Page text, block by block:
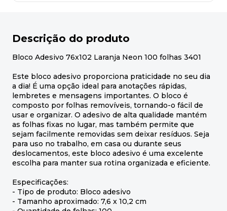
Descrição do produto
Bloco Adesivo 76x102 Laranja Neon 100 folhas 3401
Este bloco adesivo proporciona praticidade no seu dia
a dia! É uma opção ideal para anotações rápidas,
lembretes e mensagens importantes. O bloco é
composto por folhas removíveis, tornando-o fácil de
usar e organizar. O adesivo de alta qualidade mantém
as folhas fixas no lugar, mas também permite que
sejam facilmente removidas sem deixar resíduos. Seja
para uso no trabalho, em casa ou durante seus
deslocamentos, este bloco adesivo é uma excelente
escolha para manter sua rotina organizada e eficiente.
Especificações:
- Tipo de produto: Bloco adesivo
- Tamanho aproximado: 7,6 x 10,2 cm